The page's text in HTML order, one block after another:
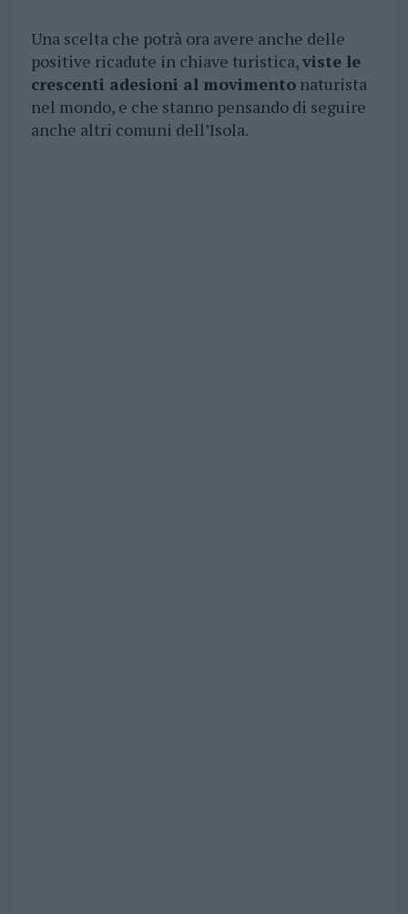
Una scelta che potrà ora avere anche delle
positive ricadute in chiave turistica,viste le
crescenti adesioni al movimentonaturista
nel mondo, e che stanno pensando di seguire
anche altri comuni dell’Isola.